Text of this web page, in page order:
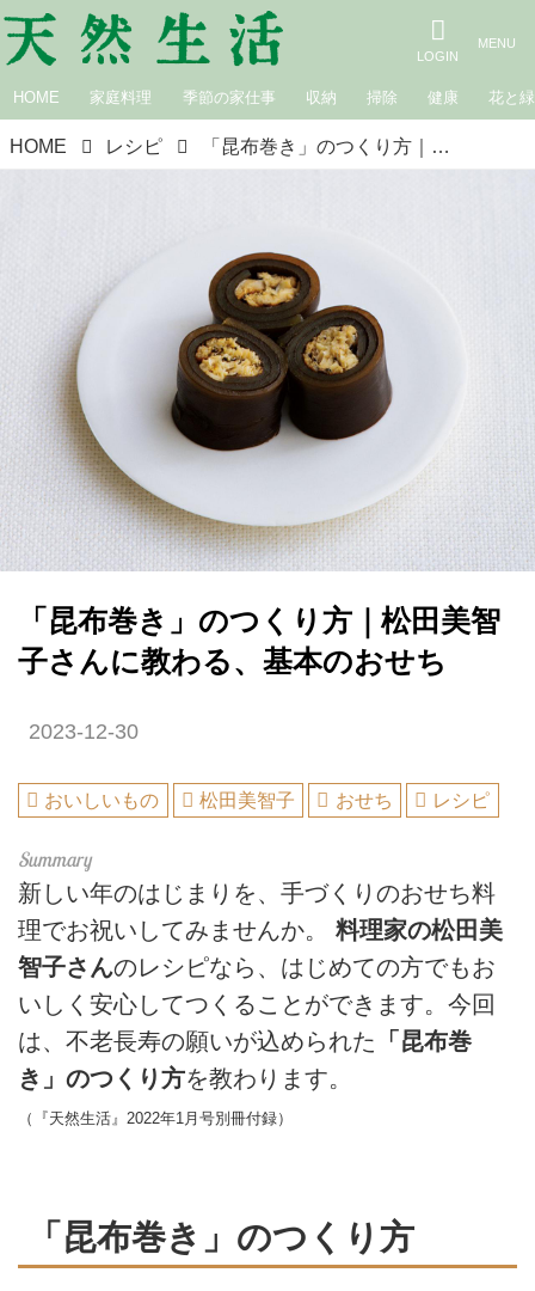
HOME 家庭料理 季節の家仕事 収納 掃除 健康 花と緑
HOME レシピ 「昆布巻き」のつくり方｜松田美智子さんに教わる、基本のおせち
「昆布巻き」のつくり方｜松田美智
子さんに教わる、基本のおせち
2023-12-30
おいしいもの 松田美智子 おせち レシピ
新しい年のはじまりを、手づくりのおせち料
理でお祝いしてみませんか。 料理家の松田美
智子さんのレシピなら、はじめての方でもお
いしく安心してつくることができます。今回
は、不老長寿の願いが込められた 「昆布巻
き」のつくり方を教わります。
（『天然生活』2022年1月号別冊付録）
「昆布巻き」のつくり方